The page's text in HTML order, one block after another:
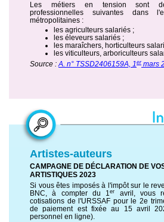
Les métiers en tension sont
professionnelles suivantes dans
métropolitaines :
les agriculteurs salariés ;
les éleveurs salariés ;
les maraîchers, horticulteurs
les viticulteurs, arboriculteurs
Source :A. n° TSSD2406159A, 1ermars
Artistes-auteurs
CAMPAGNE DE DÉCLARATION DE
ARTISTIQUES 2023
Si vous êtes imposés à l'impôt sur le
BNC, à compter du 1er
avril, vous
cotisations de l'URSSAF pour le 2e
de paiement est fixée au 15 avril
personnel en ligne).